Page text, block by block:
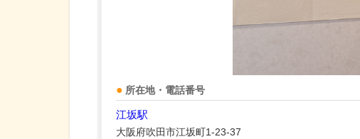
所在地・電話番号
江坂駅
大阪府吹田市江坂町1-23-37